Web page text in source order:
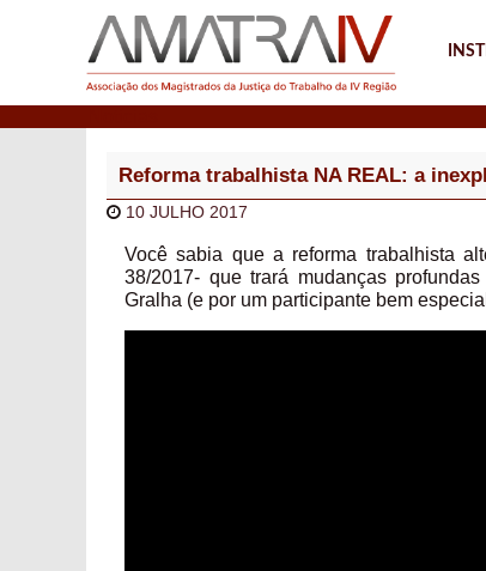
Reforma trabalhista NA REAL: a
10 JULHO 2017
Você sabia que a reforma trabalhista
38/2017- que trará mudanças
Gralha (e por um participante bem